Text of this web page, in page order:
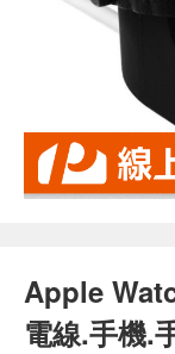
Apple
電線.手機.